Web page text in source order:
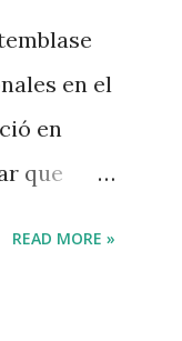
Fuimos
en el
en
que
READ MORE »